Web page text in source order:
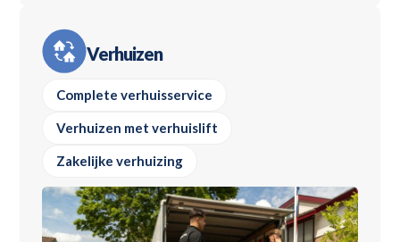
Verhuizen
Complete verhuisservice
Verhuizen met verhuislift
Zakelijke verhuizing